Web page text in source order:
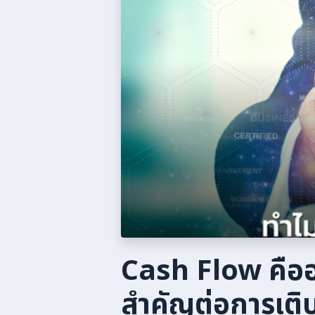
Cash Flow คือ
สำคัญต่อการเ